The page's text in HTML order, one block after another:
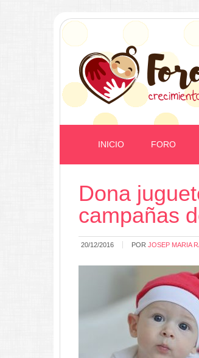
INICIO FORO
Dona
campañas
20/12/2016 POR JOSEP MARIA